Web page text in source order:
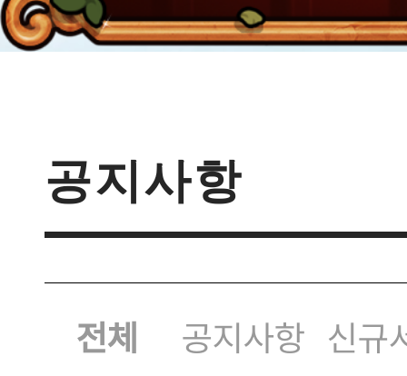
공지사항
전체 공지사항 신규